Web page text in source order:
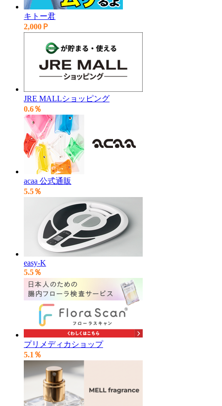
キトー君
2,000Ｐ
JRE MALLショッピング
0.6％
acaa 公式通販
5.5％
easy-K
5.5％
プリメディカショップ
5.1％